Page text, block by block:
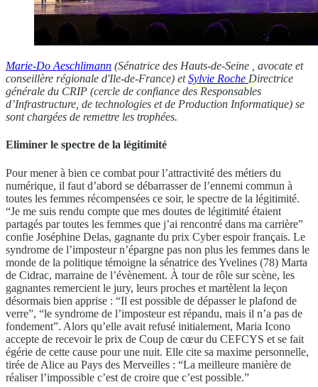
Marie-Do Aeschlimann (Sénatrice des Hauts-de-Seine , avocate et
conseillère régionale d'Ile-de-France) etSylvie Roche Directrice
générale du CRIP (cercle de confiance des Responsables
d’Infrastructure, de technologies et de Production Informatique) se
sont chargées de remettre les trophées.
Eliminer le spectre de la légitimité
Pour mener à bien ce combat pour l’attractivité des métiers du
numérique, il faut d’abord se débarrasser de l’ennemi commun à
toutes les femmes récompensées ce soir, le spectre de la légitimité.
“Je me suis rendu compte que mes doutes de légitimité étaient
partagés par toutes les femmes que j’ai rencontré dans ma carrière”
confie Joséphine Delas, gagnante du prix Cyber espoir français. Le
syndrome de l’imposteur n’épargne pas non plus les femmes dans le
monde de la politique témoigne la sénatrice des Yvelines (78) Marta
de Cidrac, marraine de l’évènement. À tour de rôle sur scène, les
gagnantes remercient le jury, leurs proches et martèlent la leçon
désormais bien apprise : “Il est possible de dépasser le plafond de
verre”, “le syndrome de l’imposteur est répandu, mais il n’a pas de
fondement”. Alors qu’elle avait refusé initialement, Maria Icono
accepte de recevoir le prix de Coup de cœur du CEFCYS et se fait
égérie de cette cause pour une nuit. Elle cite sa maxime personnelle,
tirée de Alice au Pays des Merveilles : “La meilleure manière de
réaliser l’impossible c’est de croire que c’est possible.”